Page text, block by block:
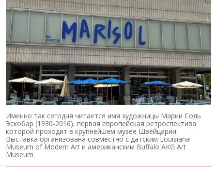
Именно так сегодня читается имя художницы Марии Соль
Эскобар (1930-2016), первая европейская ретроспектива
которой проходит в крупнейшем музее Швейцарии.
Выставка организована совместно с датским Louisiana
Museum of Modern Art и американским Buffalo AKG Art
Museum.